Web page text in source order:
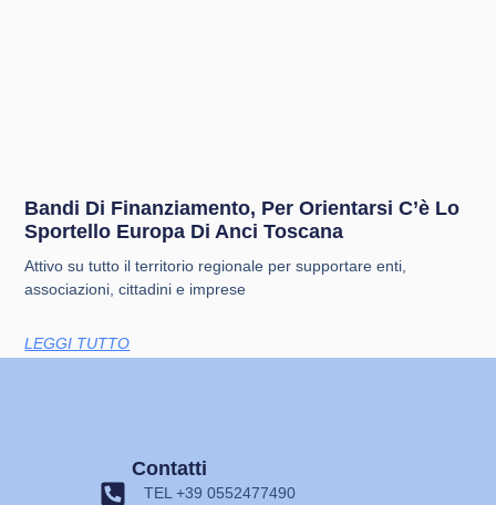
Bandi Di Finanziamento, Per Orientarsi C’è Lo
Sportello Europa Di Anci Toscana
Attivo su tutto il territorio regionale per supportare enti,
associazioni, cittadini e imprese
LEGGI TUTTO
Contatti
TEL +39 0552477490